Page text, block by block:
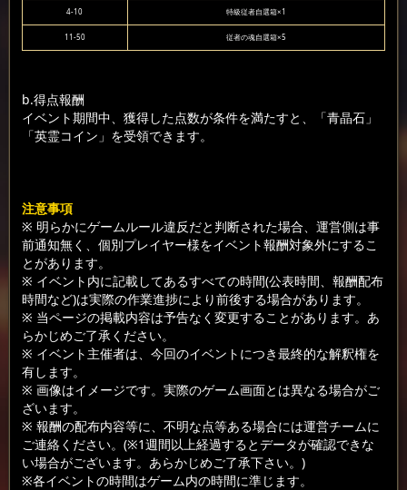
4-10 特級従者自選箱×1
11-50 従者の魂自選箱×5
b.得点報酬
イベント期間中、獲得した点数が条件を満たすと、「青晶石」
「英霊コイン」を受領できます。
注意事項
※ 明らかにゲームルール違反だと判断された場合、運営側は事
前通知無く、個別プレイヤー様をイベント報酬対象外にするこ
とがあります。
※ イベント内に記載してあるすべての時間(公表時間、報酬配布
時間など)は実際の作業進捗により前後する場合があります。
※ 当ページの掲載内容は予告なく変更することがあります。あ
らかじめご了承ください。
※ イベント主催者は、今回のイベントにつき最終的な解釈権を
有します。
※ 画像はイメージです。実際のゲーム画面とは異なる場合がご
ざいます。
※ 報酬の配布内容等に、不明な点等ある場合には運営チームに
ご連絡ください。(※1週間以上経過するとデータが確認できな
い場合がございます。あらかじめご了承下さい。)
※各イベントの時間はゲーム内の時間に準じます。